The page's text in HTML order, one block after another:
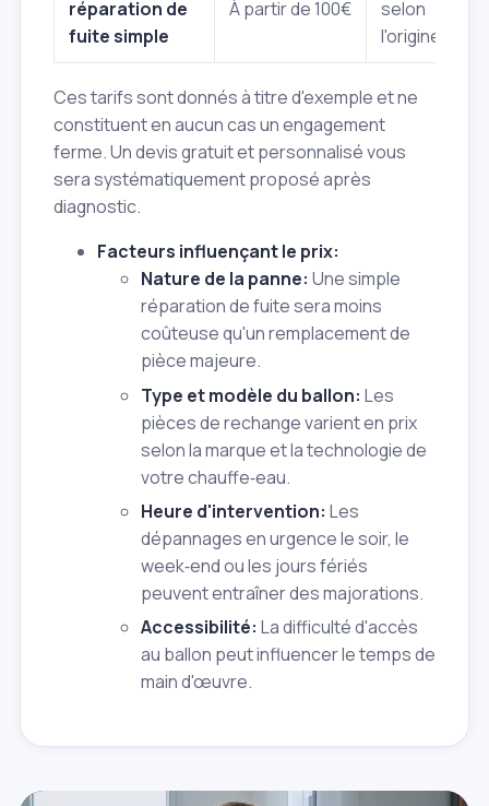
réparation de
fuite simple
À partir de 100€
selon
l'origine
Ces tarifs sont donnés à titre d'exemple et ne
constituent en aucun cas un engagement
ferme. Un devis gratuit et personnalisé vous
sera systématiquement proposé après
diagnostic.
Facteurs influençant le prix:
Nature de la panne: Une simple
réparation de fuite sera moins
coûteuse qu'un remplacement de
pièce majeure.
Type et modèle du ballon: Les
pièces de rechange varient en prix
selon la marque et la technologie de
votre chauffe‑eau.
Heure d'intervention: Les
dépannages en urgence le soir, le
week‑end ou les jours fériés
peuvent entraîner des majorations.
Accessibilité: La difficulté d'accès
au ballon peut influencer le temps de
main d'œuvre.